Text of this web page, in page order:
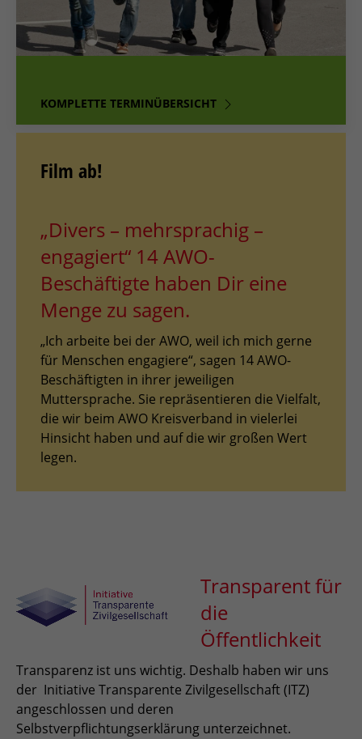
KOMPLETTE TERMINÜBERSICHT
Film ab!
„Divers – mehrsprachig –
engagiert“ 14 AWO-
Beschäftigte haben Dir eine
Menge zu sagen.
„Ich arbeite bei der AWO, weil ich mich gerne
für Menschen engagiere“, sagen 14 AWO-
Beschäftigten in ihrer jeweiligen
Muttersprache. Sie repräsentieren die Vielfalt,
die wir beim AWO Kreisverband in vielerlei
Hinsicht haben und auf die wir großen Wert
legen.
Transparent für
die
Öffentlichkeit
Transparenz ist uns wichtig. Deshalb haben wir uns
der Initiative Transparente Zivilgesellschaft (ITZ)
angeschlossen und deren
Selbstverpflichtungserklärung unterzeichnet.